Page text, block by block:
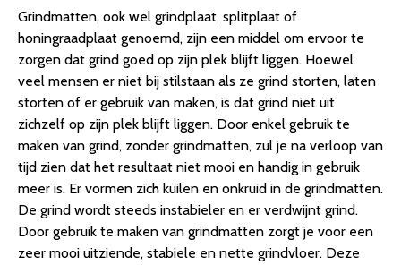
Grindmatten, ook wel grindplaat, splitplaat of
honingraadplaat genoemd, zijn een middel om ervoor te
zorgen dat grind goed op zijn plek blijft liggen. Hoewel
veel mensen er niet bij stilstaan als ze grind storten, laten
storten of er gebruik van maken, is dat grind niet uit
zichzelf op zijn plek blijft liggen. Door enkel gebruik te
maken van grind, zonder grindmatten, zul je na verloop van
tijd zien dat het resultaat niet mooi en handig in gebruik
meer is. Er vormen zich kuilen en onkruid in de grindmatten.
De grind wordt steeds instabieler en er verdwijnt grind.
Door gebruik te maken van grindmatten zorgt je voor een
zeer mooi uitziende, stabiele en nette grindvloer. Deze